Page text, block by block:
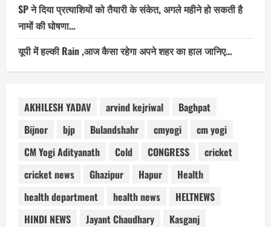
SP ने दिया प्रत्याशियों को तैयारी के संकेत, अगले महीने हो सकती है
नामों की घोषणा…
यूपी में हल्की Rain ,आज कैसा रहेगा अपने शहर का हाल जानिए…
AKHILESH YADAV arvind kejriwal
Baghpat
Bijnor
bjp Bulandshahr cmyogi
cm yogi
CM Yogi Adityanath
Cold CONGRESS
cricket
cricket news
Ghazipur Hapur
Health
health department
health news
HELTNEWS
HINDI NEWS
Jayant Chaudhary
Kasganj